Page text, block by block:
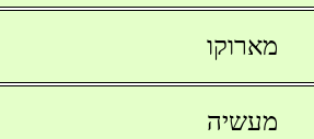
מארוקו
מעשיה